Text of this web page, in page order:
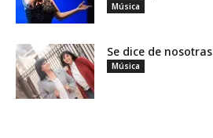
Música
Se dice de nosotras
Música